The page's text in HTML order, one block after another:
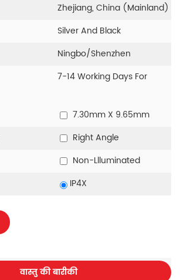
Zhejiang, China (Mainland)
Silver And Black
Ningbo/Shenzhen
7-14 Working Days For
7.30mm X 9.65mm
Right Angle
Non-Llluminated
IP4X
वास्तु की बारीकी